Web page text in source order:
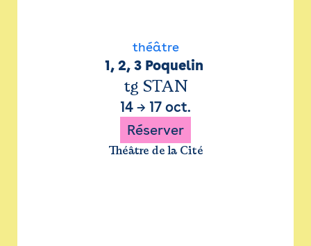
théâtre
1, 2, 3 Poquelin
tg STAN
14 → 17 oct.
Réserver
Théâtre de la Cité